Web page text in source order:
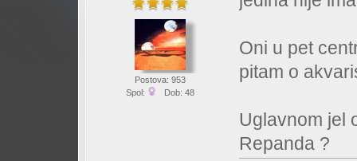
Postova: 953
Spol:
Dob: 48
Oni u pet
pitam o
Uglavnom jel
Repanda ?